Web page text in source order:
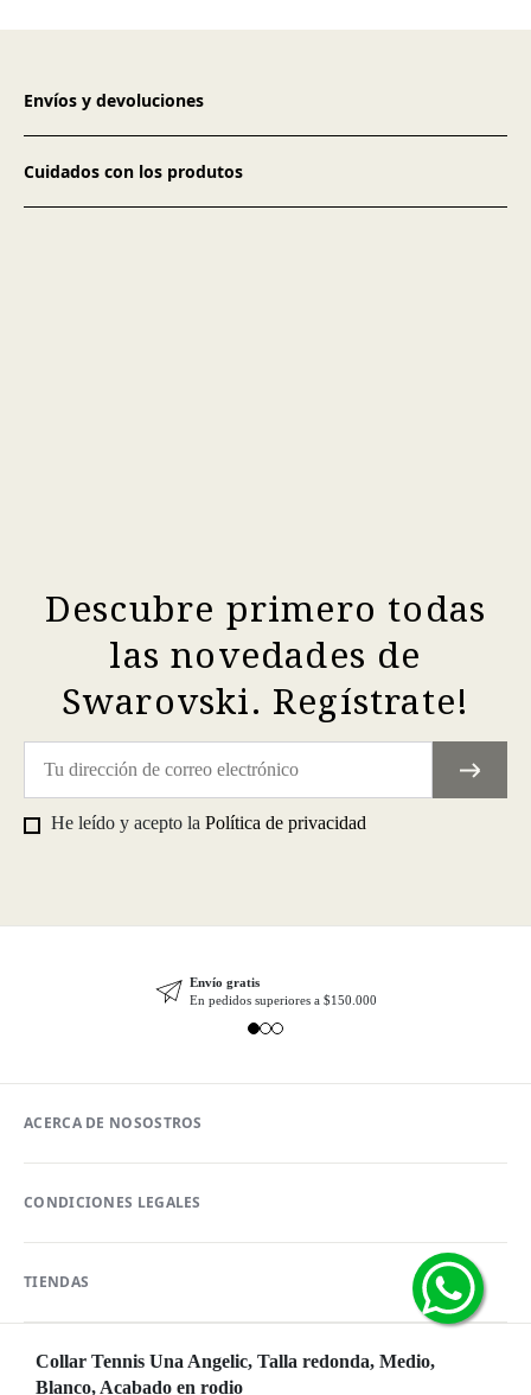
Envíos y devoluciones
Cuidados con los produtos
Descubre primero todas
las novedades de
Swarovski. Regístrate!
He leído y acepto la Política de privacidad
Envío gratis
En pedidos superiores a $150.000
ACERCA DE NOSOSTROS
CONDICIONES LEGALES
TIENDAS
Collar Tennis Una Angelic, Talla redonda, Medio,
Blanco, Acabado en rodio